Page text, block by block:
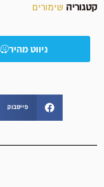
קטגוריה שימורים
ניווט מהיר
פייסבוק